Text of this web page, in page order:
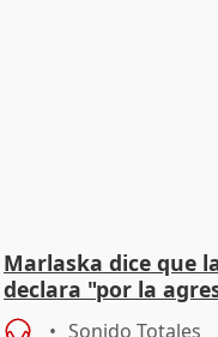
Marlaska dice que
declara "por la
Sonido Totales